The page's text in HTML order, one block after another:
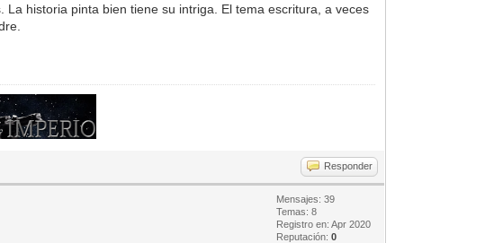
historia pinta bien tiene su intriga. El tema escritura, a veces
Responder
Mensajes: 39
Temas: 8
Registro en: Apr 2020
Reputación:0